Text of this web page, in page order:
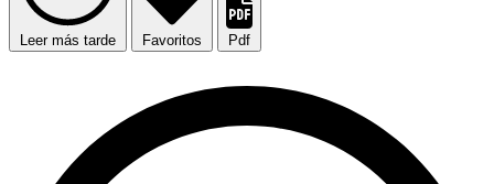
Leer más tarde Favoritos Pdf